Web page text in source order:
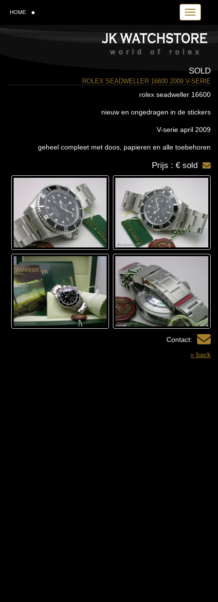
Toggle
HOME
SOLD
ROLEX SEADWELLER 16600 2009 V-SERIE
rolex seadweller 16600
nieuw en ongedragen in de stickers
V-serie april 2009
geheel compleet met doos, papieren en alle toebehoren
Prijs : € sold
Contact:
« back